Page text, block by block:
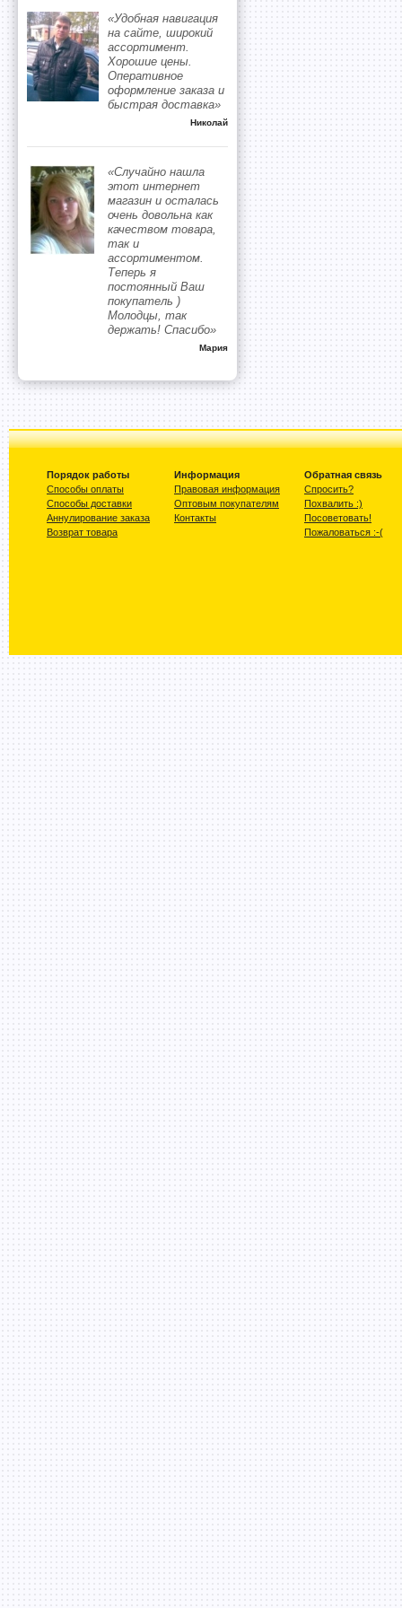
«Удобная навигация
на сайте, широкий
ассортимент.
Хорошие цены.
Оперативное
оформление заказа и
быстрая доставка»
Николай
«Случайно нашла
этот интернет
магазин и осталась
очень довольна как
качеством товара,
так и
ассортиментом.
Теперь я
постоянный Ваш
покупатель )
Молодцы, так
держать! Спасибо»
Мария
Порядок работы
Способы оплаты
Способы доставки
Аннулирование заказа
Возврат товара
Информация
Правовая информация
Оптовым покупателям
Контакты
Обратная связь
Спросить?
Похвалить :)
Посоветовать!
Пожаловаться :-(